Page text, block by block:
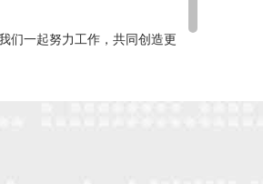
们一起努力工作，共同创造更